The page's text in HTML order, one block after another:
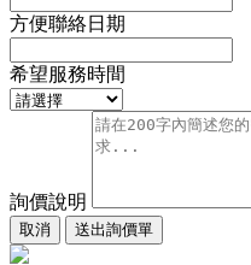
方便聯絡日期
希望服務時間
詢價說明
取消 送出詢價單